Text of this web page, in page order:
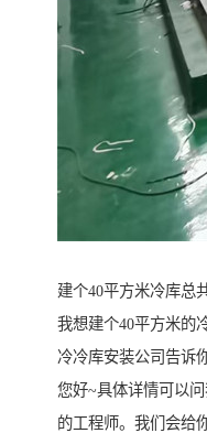
建个40平方米冷库总
我想建个40平方米的
冷冷库安装公司告诉
您好~具体详情可以
的工程师。我们会给